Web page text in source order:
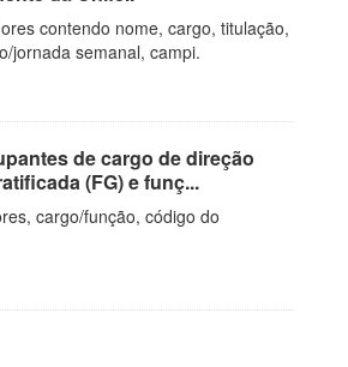
contendo nome, cargo, titulação,
jornada semanal, campi.
de cargo de direção
(FG) e funç...
cargo/função, código do